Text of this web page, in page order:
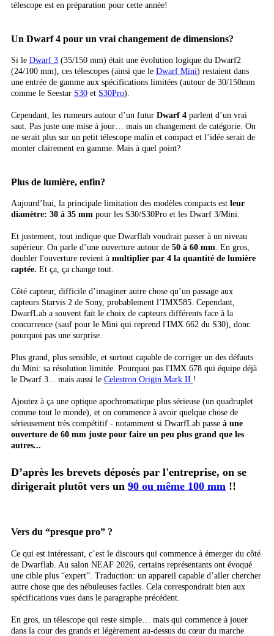
télescope est en préparation pour cette année!
Un Dwarf 4 pour un vrai changement de dimensions?
Si le Dwarf 3 (35/150 mm) était une évolution logique du Dwarf2
(24/100 mm), ces télescopes (ainsi que le Dwarf Mini) restaient dans
une entrée de gamme aux spécifications limitées (autour de 30/150mm
comme le Seestar S30 et S30Pro).
Cependant, les rumeurs autour d’un futur Dwarf 4 parlent d’un vrai
saut. Pas juste une mise à jour… mais un changement de catégorie. On
ne serait plus sur un petit télescope malin et compact et l’idée serait de
monter clairement en gamme. Mais à quel point?
Plus de lumière, enfin?
Aujourd’hui, la principale limitation des modèles compacts est leur
diamètre: 30 à 35 mm pour les S30/S30Pro et les Dwarf 3/Mini.
Et justement, tout indique que Dwarflab voudrait passer à un niveau
supérieur. On parle d’une ouverture autour de 50 à 60 mm . En gros,
doubler l'ouverture revient à multiplier par 4 la quantité de lumière
captée. Et ça, ça change tout.
Côté capteur, difficile d’imaginer autre chose qu’un passage aux
capteurs Starvis 2 de Sony, probablement l’IMX585. Cependant,
DwarfLab a souvent fait le choix de capteurs différents face à la
concurrence (sauf pour le Mini qui reprend l'IMX 662 du S30), donc
pourquoi pas une surprise.
Plus grand, plus sensible, et surtout capable de corriger un des défauts
du Mini: sa résolution limitée. Pourquoi pas l'IMX 678 qui équipe déjà
le Dwarf 3... mais aussi le Celestron Origin Mark II !
Ajoutez à ça une optique apochromatique plus sérieuse (un quadruplet
comme tout le monde), et on commence à avoir quelque chose de
sérieusement très compétitif - notamment si DwarfLab passe à une
ouverture de 60 mm juste pour faire un peu plus grand que les
autres...
D’après les brevets déposés par l'entreprise, on se
dirigerait plutôt vers un 90 ou même 100 mm !!
Vers du “presque pro” ?
Ce qui est intéressant, c’est le discours qui commence à émerger du côté
de Dwarflab. Au salon NEAF 2026, certains représentants ont évoqué
une cible plus “expert”. Traduction: un appareil capable d’aller chercher
autre chose que des nébuleuses faciles. Cela correspondrait bien aux
spécifications vues dans le paragraphe précédent.
En gros, un télescope qui reste simple… mais qui commence à jouer
dans la cour des grands et légèrement au-dessus du cœur du marche